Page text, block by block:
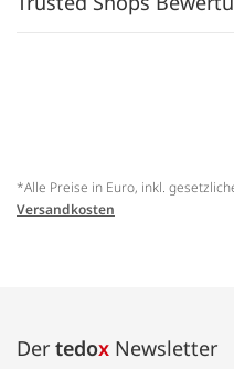
*Alle Preise in Euro, inkl.
Versandkosten
Der tedox Newsletter